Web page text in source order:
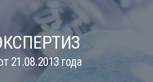
21.08.2013 года